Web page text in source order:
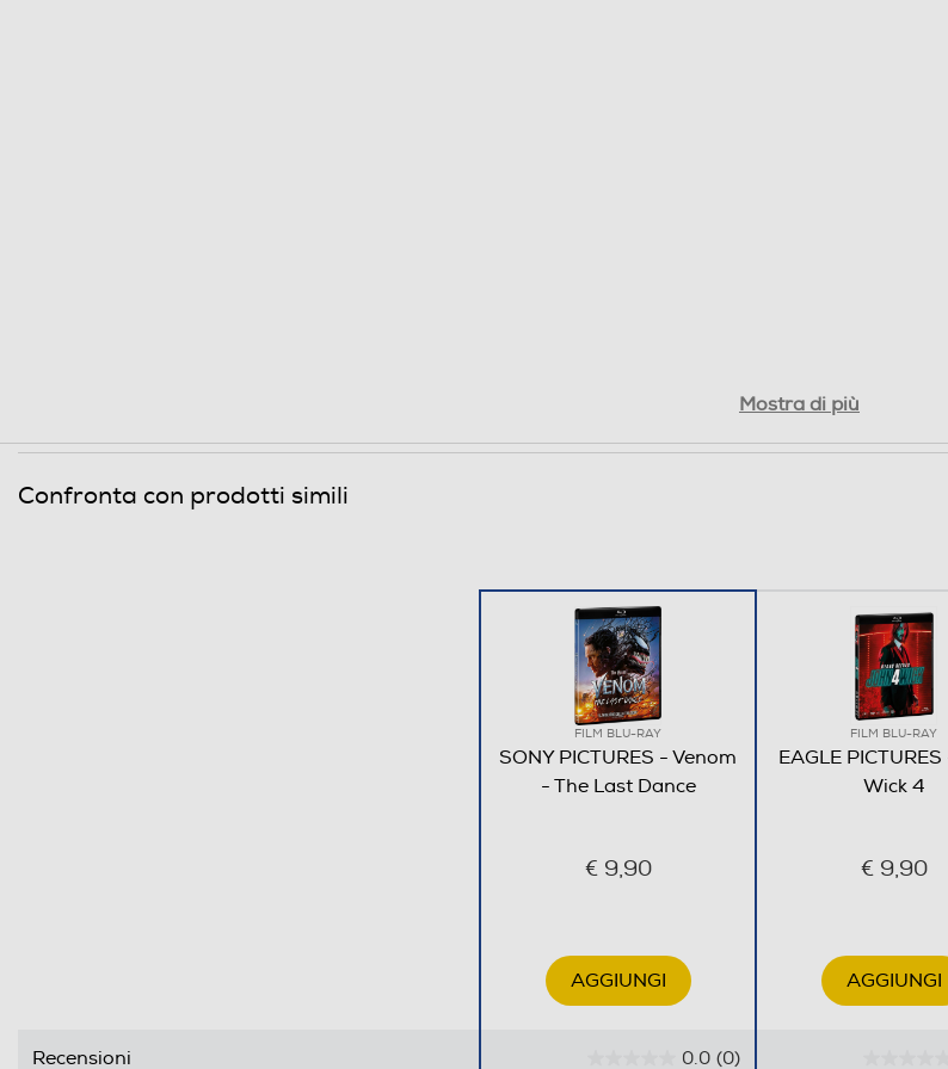
Mostra di più
Confronta con prodotti simili
FILM BLU-RAY
SONY PICTURES - Venom
- The Last Dance
€ 9,90
AGGIUNGI
FILM BLU-RAY
EAGLE
Wick 4
€ 9,90
AGGIUNGI
Recensioni 0.0 (0)